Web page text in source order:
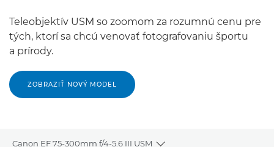
Teleobjektív USM so zoomom za rozumnú cenu pre
tých, ktorí sa chcú venovať fotografovaniu športu
a prírody.
ZOBRAZIŤ NOVÝ MODEL
Canon EF 75-300mm f/4-5.6 III USM